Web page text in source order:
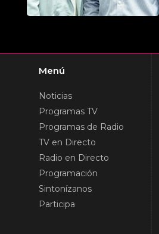
Menú
Noticias
Programas TV
Programas de Radio
TV en Directo
Radio en Directo
Programación
Sintonízanos
Participa